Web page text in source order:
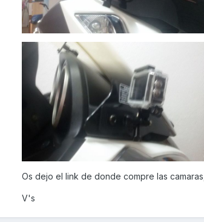
Os dejo el link de donde compre las camaras,
V's